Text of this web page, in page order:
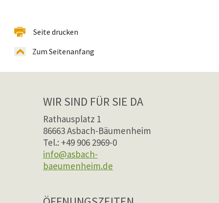
Seite drucken
Zum Seitenanfang
WIR SIND FÜR SIE DA
Rathausplatz 1
86663 Asbach-Bäumenheim
Tel.: +49 906 2969-0
info@asbach-
baeumenheim.de